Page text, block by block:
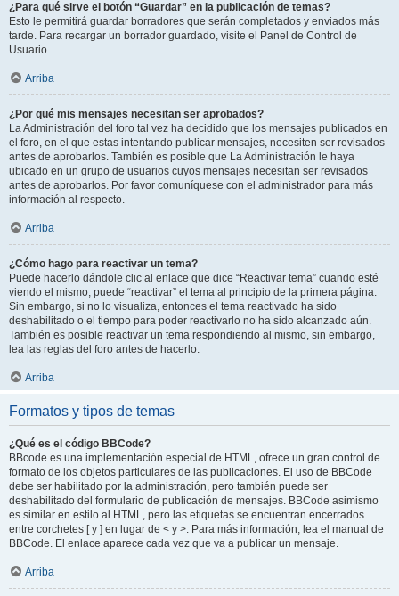
¿Para qué sirve el botón “Guardar” en la publicación de temas?
Esto le permitirá guardar borradores que serán completados y enviados más
tarde. Para recargar un borrador guardado, visite el Panel de Control de
Usuario.
Arriba
¿Por qué mis mensajes necesitan ser aprobados?
La Administración del foro tal vez ha decidido que los mensajes publicados en
el foro, en el que estas intentando publicar mensajes, necesiten ser revisados
antes de aprobarlos. También es posible que La Administración le haya
ubicado en un grupo de usuarios cuyos mensajes necesitan ser revisados
antes de aprobarlos. Por favor comuníquese con el administrador para más
información al respecto.
Arriba
¿Cómo hago para reactivar un tema?
Puede hacerlo dándole clic al enlace que dice “Reactivar tema” cuando esté
viendo el mismo, puede “reactivar” el tema al principio de la primera página.
Sin embargo, si no lo visualiza, entonces el tema reactivado ha sido
deshabilitado o el tiempo para poder reactivarlo no ha sido alcanzado aún.
También es posible reactivar un tema respondiendo al mismo, sin embargo,
lea las reglas del foro antes de hacerlo.
Arriba
Formatos y tipos de temas
¿Qué es el código BBCode?
BBcode es una implementación especial de HTML, ofrece un gran control de
formato de los objetos particulares de las publicaciones. El uso de BBCode
debe ser habilitado por la administración, pero también puede ser
deshabilitado del formulario de publicación de mensajes. BBCode asimismo
es similar en estilo al HTML, pero las etiquetas se encuentran encerrados
entre corchetes [ y ] en lugar de < y >. Para más información, lea el manual de
BBCode. El enlace aparece cada vez que va a publicar un mensaje.
Arriba